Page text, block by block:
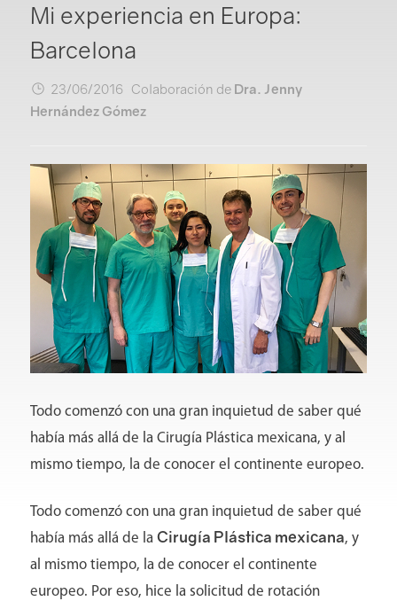
Conócenos
Mi experiencia en Europa:
Barcelona
23/06/2016 Colaboración de Dra. Jenny
Hernández Gómez
Todo comenzó con una gran inquietud de saber qué
había más allá de la Cirugía Plástica mexicana, y al
mismo tiempo, la de conocer el continente europeo.
Todo comenzó con una gran inquietud de saber qué
había más allá de la Cirugía Plástica mexicana, y
al mismo tiempo, la de conocer el continente
europeo. Por eso, hice la solicitud de rotación